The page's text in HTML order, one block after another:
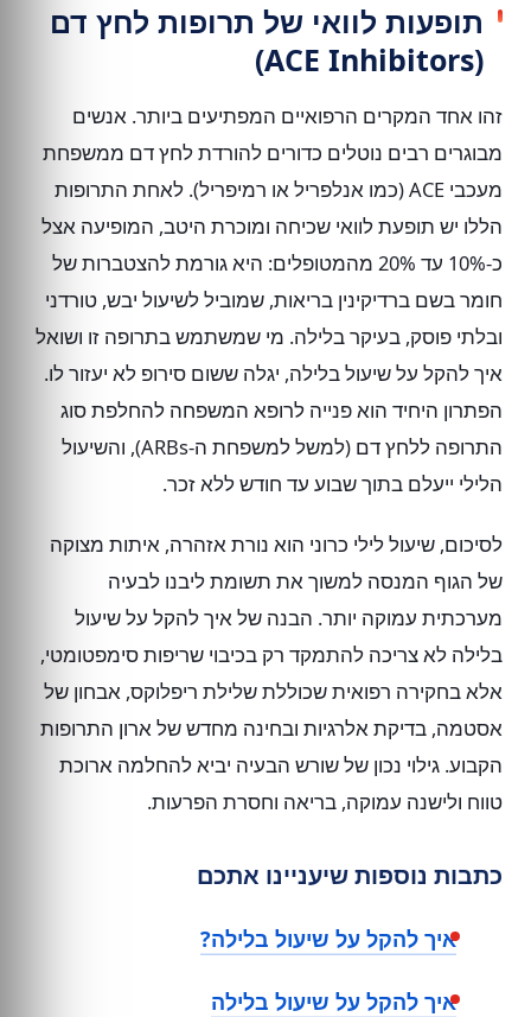
תופעות לוואי של תרופות לחץ דם
(ACE Inhibitors)
זהו אחד המקרים הרפואיים המפתיעים ביותר. אנשים
מבוגרים רבים נוטלים כדורים להורדת לחץ דם ממשפחת
מעכבי ACE (כמו אנלפריל או רמיפריל). לאחת התרופות
הללו יש תופעת לוואי שכיחה ומוכרת היטב, המופיעה אצל
כ-10% עד 20% מהמטופלים: היא גורמת להצטברות של
חומר בשם ברדיקינין בריאות, שמוביל לשיעול יבש, טורדני
ובלתי פוסק, בעיקר בלילה. מי שמשתמש בתרופה זו ושואל
איך להקל על שיעול בלילה, יגלה ששום סירופ לא יעזור לו.
הפתרון היחיד הוא פנייה לרופא המשפחה להחלפת סוג
התרופה ללחץ דם (למשל למשפחת ה-ARBs), והשיעול
הלילי ייעלם בתוך שבוע עד חודש ללא זכר.
לסיכום, שיעול לילי כרוני הוא נורת אזהרה, איתות מצוקה
של הגוף המנסה למשוך את תשומת ליבנו לבעיה
מערכתית עמוקה יותר. הבנה של איך להקל על שיעול
בלילה לא צריכה להתמקד רק בכיבוי שריפות סימפטומטי,
אלא בחקירה רפואית שכוללת שלילת ריפלוקס, אבחון של
אסטמה, בדיקת אלרגיות ובחינה מחדש של ארון התרופות
הקבוע. גילוי נכון של שורש הבעיה יביא להחלמה ארוכת
טווח ולישנה עמוקה, בריאה וחסרת הפרעות.
כתבות נוספות שיעניינו אתכם
איך להקל על שיעול בלילה?
איך להקל על שיעול בלילה